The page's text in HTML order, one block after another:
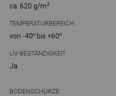
ca. 620 g/m2
TEMPERATURBEREICH
von -40o bis +60o
UV-BESTÄNDIGKEIT
Ja
BODENSCHÜRZE